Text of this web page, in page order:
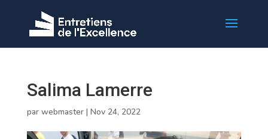
Salima Lamerre
par webmaster| Nov 24, 2022